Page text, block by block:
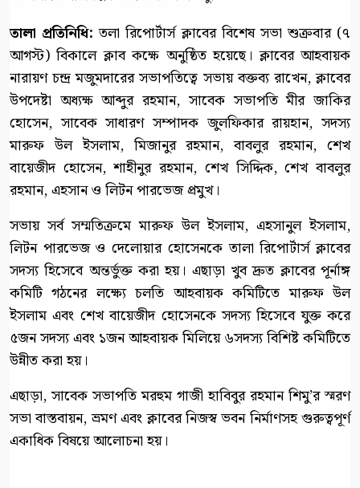
‎তালা প্রতিনিধি: ‎তলা রিপোর্টার্স ক্লাবের বিশেষ সভা শুক্রবার (৭
আগস্ট) বিকালে ক্লাব কক্ষে অনুষ্ঠিত হয়েছে। ক্লাবের আহবায়ক
নারায়ণ চন্দ্র মজুমদারের সভাপতিত্বে সভায় বক্তব্য রাখেন, ক্লাবের
উপদেষ্টা অধ্যক্ষ আব্দুর রহমান, সাবেক সভাপতি মীর জাকির
হোসেন, সাবেক সাধারণ সম্পাদক জুলফিকার রায়হান, সদস্য
মারুফ উল ইসলাম, মিজানুর রহমান, বাবলুর রহমান, শেখ
বায়েজীদ হোসেন, শাহীনুর রহমান, শেখ সিদ্দিক, শেখ বাবলুর
রহমান, এহসান ও লিটন পারভেজ প্রমুখ।
‎সভায় সর্ব সম্মতিক্রমে মারুফ উল ইসলাম, এহসানুল ইসলাম,
লিটন পারভেজ ও দেলোয়ার হোসেনকে তালা রিপোর্টার্স ক্লাবের
সদস্য হিসেবে অন্তর্ভুক্ত করা হয়। এছাড়া খুব দ্রুত ক্লাবের পূর্নাঙ্গ
কমিটি গঠনের লক্ষ্যে চলতি আহবায়ক কমিটিতে মারুফ উল
ইসলাম এবং শেখ বায়েজীদ হোসেনকে সদস্য হিসেবে যুক্ত করে
৫জন সদস্য এবং ১জন আহবায়ক মিলিয়ে ৬সদস্য বিশিষ্ট কমিটিতে
উন্নীত করা হয়।
‎এছাড়া, সাবেক সভাপতি মরহুম গাজী হাবিবুর রহমান শিমু’র স্মরণ
সভা বাস্তবায়ন, ভ্রমণ এবং ক্লাবের নিজস্ব ভবন নির্মাণসহ গুরুত্বপূর্ণ
একাধিক বিষয়ে আলোচনা হয়।